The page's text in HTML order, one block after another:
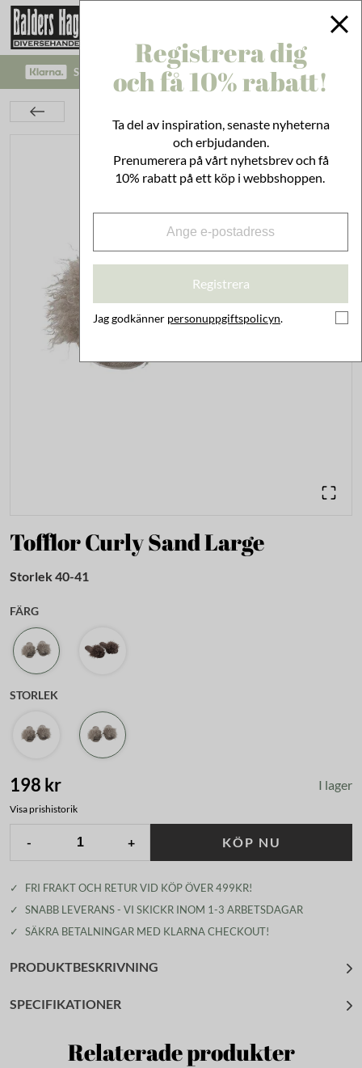
SÄKRA BETALNINGAR MED KLARNA CHECKOUT!
Tofflor Curly Sand Large
Storlek 40-41
FÄRG
STORLEK
198 kr I lager
Visa prishistorik
- + KÖP NU
✓
FRI FRAKT OCH RETUR VID KÖP ÖVER 499KR!
✓
SNABB LEVERANS - VI SKICKR INOM 1-3 ARBETSDAGAR
✓
SÄKRA BETALNINGAR MED KLARNA CHECKOUT!
PRODUKTBESKRIVNING
SPECIFIKATIONER
Relaterade produkter
Registrera dig
och få 10% rabatt!
Ta del av inspiration, senaste nyheterna
och erbjudanden.
Prenumerera på vårt nyhetsbrev och få
10% rabatt på ett köp i webbshoppen.
Registrera
Jag godkänner personuppgiftspolicyn.